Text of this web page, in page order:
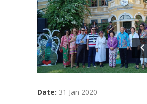
Date: 31 Jan 2020